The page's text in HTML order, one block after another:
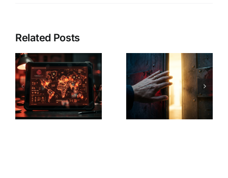
Related Postsnecesitas
sobre
cómo
cancelar
los
antecedentes
atenuante
por
en el
Código